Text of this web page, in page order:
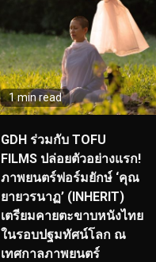
1 min read
GDH ร่วมกับ TOFU
FILMS ปล่อยตัวอย่างแรก!
ภาพยนตร์ฟอร์มยักษ์ ‘คุณ
ยายวรนาฏ’ (INHERIT)
เตรียมคายตะขาบหนังไทย
ในรอบปฐมทัศน์โลก ณ
เทศกาลภาพยนตร์